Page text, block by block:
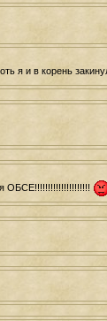
я и в корень
ОБСЕ!!!!!!!!!!!!!!!!!!!!!